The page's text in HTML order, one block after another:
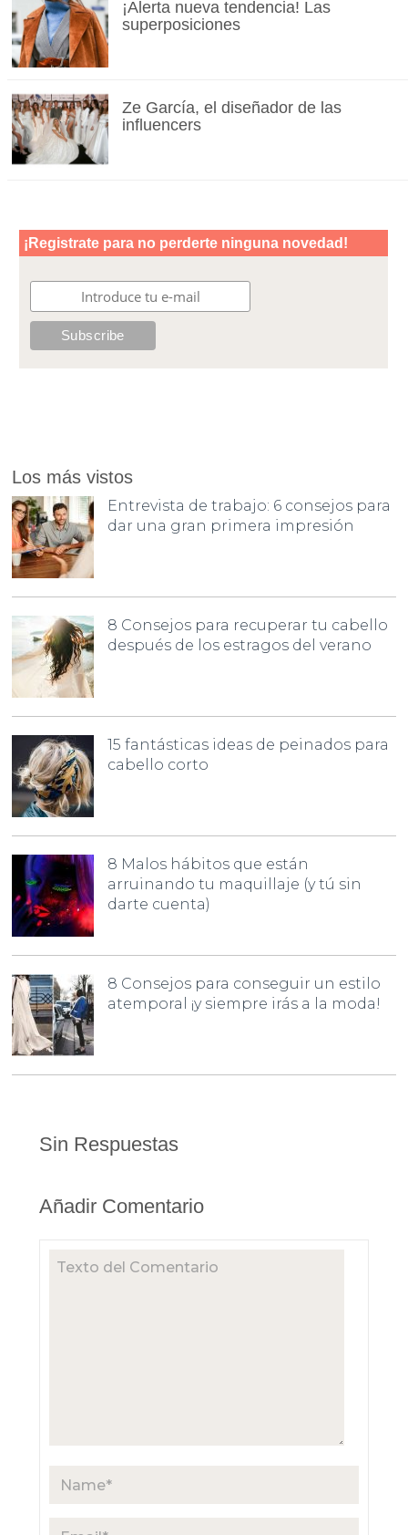
¡Alerta nueva tendencia! Las
superposiciones
Ze García, el diseñador de las
influencers
Los más vistos
Entrevista de trabajo: 6 consejos para
dar una gran primera impresión
8 Consejos para recuperar tu cabello
después de los estragos del verano
15 fantásticas ideas de peinados para
cabello corto
8 Malos hábitos que están
arruinando tu maquillaje (y tú sin
darte cuenta)
8 Consejos para conseguir un estilo
atemporal ¡y siempre irás a la moda!
Sin Respuestas
Añadir Comentario